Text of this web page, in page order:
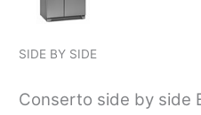
SIDE BY SIDE
Conserto side by side